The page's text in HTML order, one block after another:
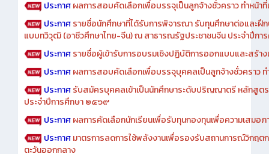
ประกาศรายชื่อนักศึกษาที่ได้รับการพิจารณา รับทุนศึกษาต่อและฝึ
แบบทวิวุฒิ (อาชีวศึกษาไทย-จีน) ณ สาธารณรัฐประชาชนจีน ประจำปีก
ประกาศรายชื่อผู้เข้ารับการอบรมเชิงปฏิบัติการออกแบบและสร้า
ประกาศผลการสอบคัดเลือกเพื่อบรรจุบุคคลเป็นลูกจ้างชั่วคราว ท
ประกาศรับสมัครบุคคลเข้าเป็นนักศึกษาระดับปริญญาตรี หลักสูต
ประจำปีการศึกษา ๒๕๖๙
ประกาศผลการคัดเลือกนักเรียนเพื่อรับทุนกองทุนเพื่อความเสมอ
ประกาศมาตรการลดการใช้พลังงานเพื่อรองรับสถานการณ์วิกฤ
ตะวันออกกลาง